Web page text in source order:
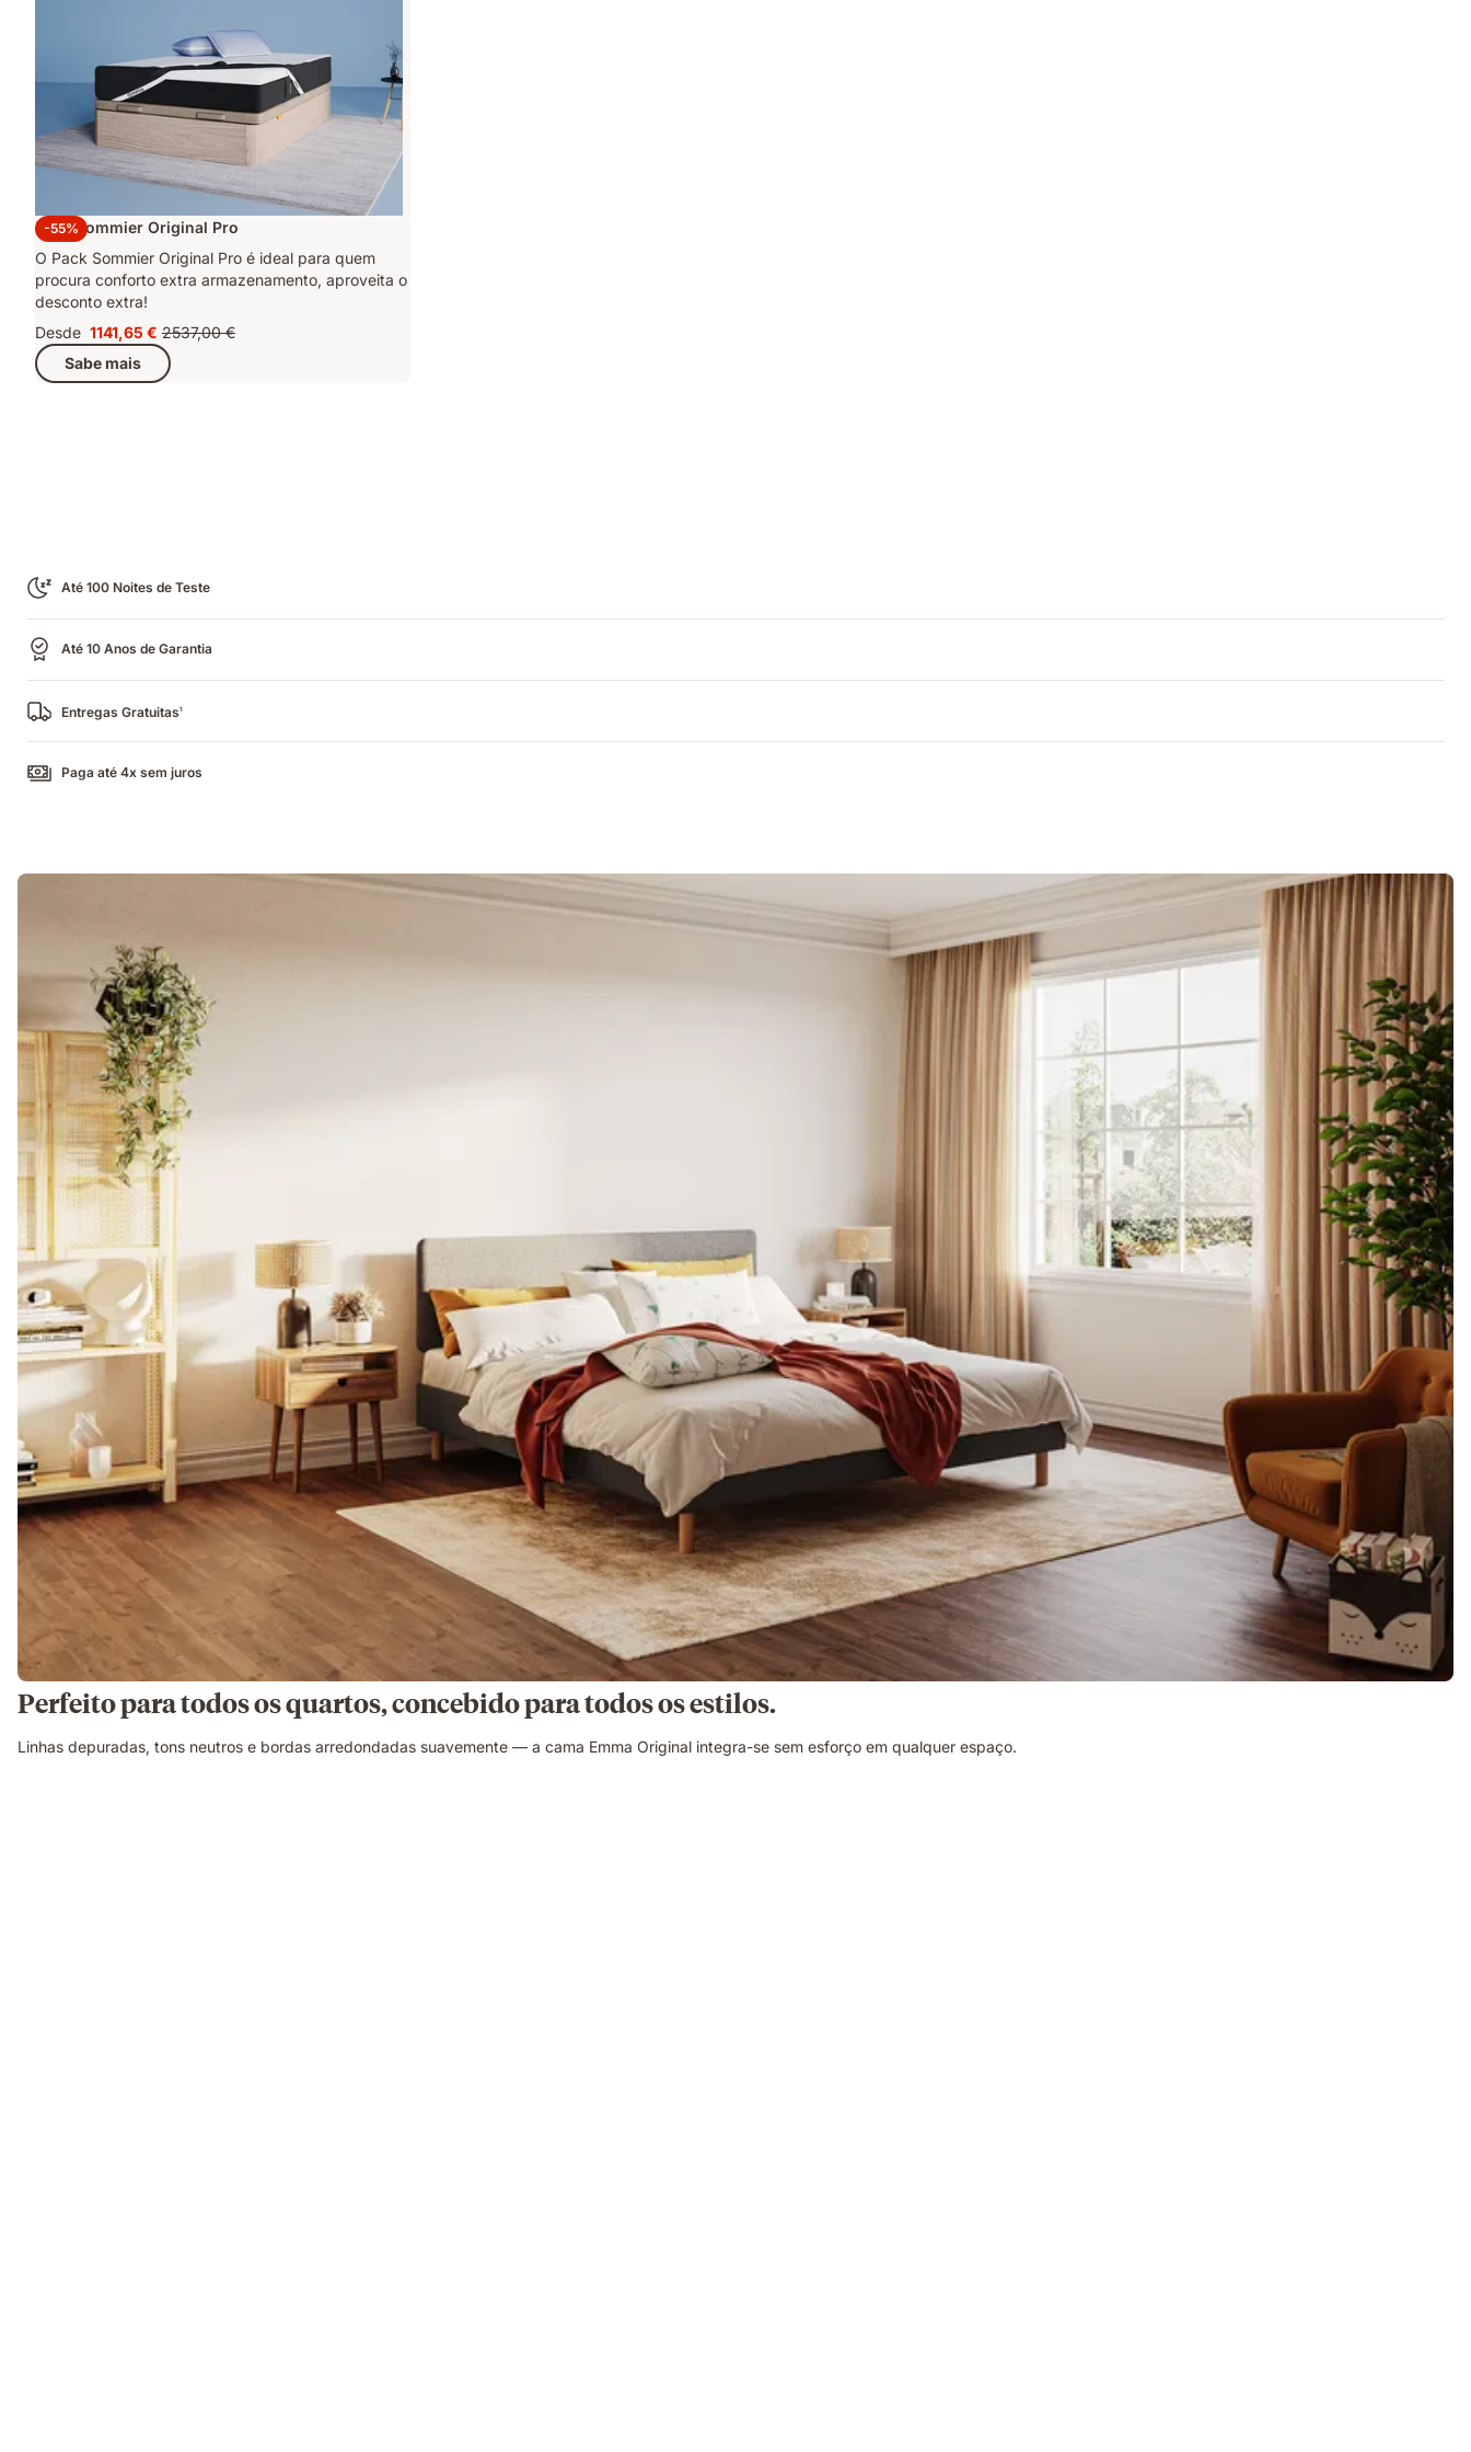
-55%
Pack Sommier Original Pro
O Pack Sommier Original Pro é ideal para quem
procura conforto extra armazenamento, aproveita o
desconto extra!
Desde Preço
1141,65 €
1141,65 € Preço
original
2537,00 €
2537,00 €
Sabe mais
Até 100 Noites de Teste
Até 10 Anos de Garantia
Entregas Gratuitas1
Paga até 4x sem juros
Perfeito para todos os quartos, concebido para todos os estilos.
Linhas depuradas, tons neutros e bordas arredondadas suavemente — a cama Emma Original integra-se sem esforço em qualquer espaço.